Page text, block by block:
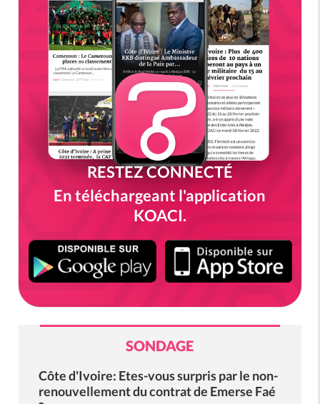
RESTEZ CONNECTÉ
En téléchargeant l'application
KOACI.
SONDAGE
Côte d'Ivoire: Etes-vous surpris par le non-
renouvellement du contrat de Emerse Faé